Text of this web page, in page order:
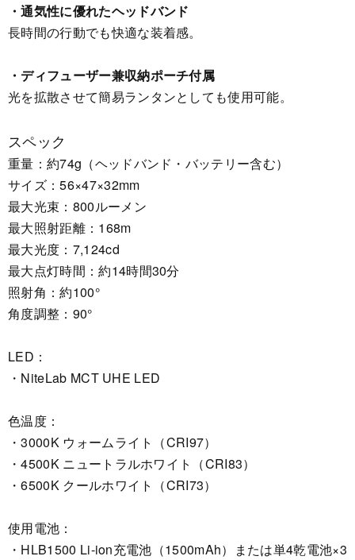
・通気性に優れたヘッドバンド
長時間の行動でも快適な装着感。
・ディフューザー兼収納ポーチ付属
光を拡散させて簡易ランタンとしても使用可能。
スペック
重量：約74g（ヘッドバンド・バッテリー含む）
サイズ：56×47×32mm
最大光束：800ルーメン
最大照射距離：168m
最大光度：7,124cd
最大点灯時間：約14時間30分
照射角：約100°
角度調整：90°
LED：
・NiteLab MCT UHE LED
色温度：
・3000K ウォームライト（CRI97）
・4500K ニュートラルホワイト（CRI83）
・6500K クールホワイト（CRI73）
使用電池：
・HLB1500 Li-ion充電池（1500mAh）または単4乾電池×3